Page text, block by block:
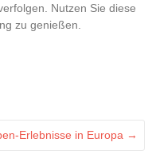
Nutzen Sie diese
zu genießen.
Erlebnisse in Europa →